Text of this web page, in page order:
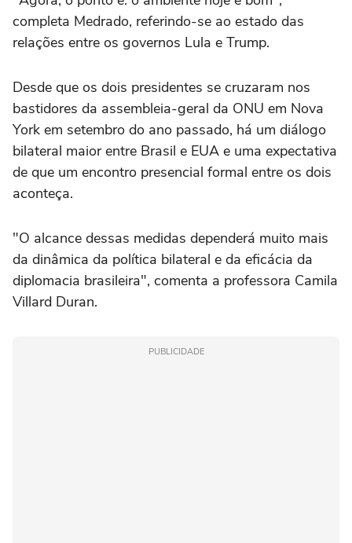
completa Medrado, referindo-se ao estado das
relações entre os governos Lula e Trump.
Desde que os dois presidentes se cruzaram nos
bastidores da assembleia-geral da ONU em Nova
York em setembro do ano passado, há um diálogo
bilateral maior entre Brasil e EUA e uma expectativa
de que um encontro presencial formal entre os dois
aconteça.
"O alcance dessas medidas dependerá muito mais
da dinâmica da política bilateral e da eficácia da
diplomacia brasileira", comenta a professora Camila
Villard Duran.
PUBLICIDADE